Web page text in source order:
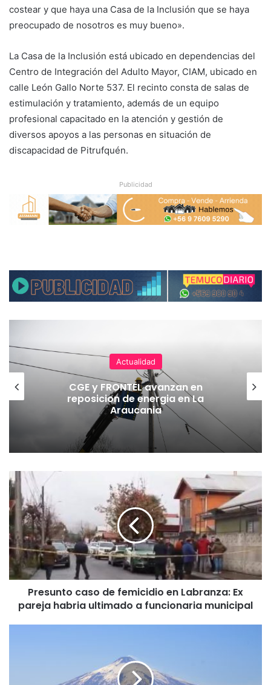
costear y que haya una Casa de la Inclusión que se haya
preocupado de nosotros es muy bueno».
La Casa de la Inclusión está ubicado en dependencias del
Centro de Integración del Adulto Mayor, CIAM, ubicado en
calle León Gallo Norte 537. El recinto consta de salas de
estimulación y tratamiento, además de un equipo
profesional capacitado en la atención y gestión de
diversos apoyos a las personas en situación de
discapacidad de Pitrufquén.
Publicidad
Actualidad
CGE y FRONTEL avanzan en
reposicion de energia en La
Araucania
P
r
e
s
u
n
t
o
c
Presunto caso de femicidio en Labranza: Ex
pareja habria ultimado a funcionaria municipal